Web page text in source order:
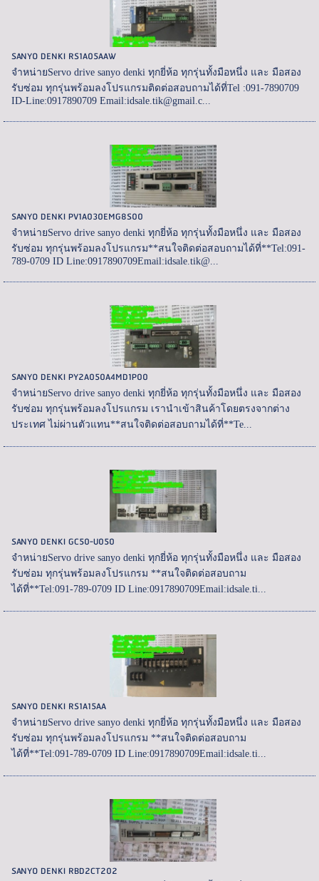
SANYO DENKI RS1A05AAW
จำหน่ายServo drive sanyo denki ทุกยี่ห้อ ทุกรุ่นทั้งมือหนึ่ง และ มือสอง
รับซ่อม ทุกรุ่นพร้อมลงโปรแกรมติดต่อสอบถามได้ที่Tel :091-7890709
ID-Line:0917890709 Email:idsale.tik@gmail.c...
SANYO DENKI PV1A030EMG8S00
จำหน่ายServo drive sanyo denki ทุกยี่ห้อ ทุกรุ่นทั้งมือหนึ่ง และ มือสอง
รับซ่อม ทุกรุ่นพร้อมลงโปรแกรม**สนใจติดต่อสอบถามได้ที่**Tel:091-
789-0709 ID Line:0917890709Email:idsale.tik@...
SANYO DENKI PY2A050A4MD1P00
จำหน่ายServo drive sanyo denki ทุกยี่ห้อ ทุกรุ่นทั้งมือหนึ่ง และ มือสอง
รับซ่อม ทุกรุ่นพร้อมลงโปรแกรม เรานำเข้าสินค้าโดยตรงจากต่าง
ประเทศ ไม่ผ่านตัวแทน**สนใจติดต่อสอบถามได้ที่**Te...
SANYO DENKI GC50-U050
จำหน่ายServo drive sanyo denki ทุกยี่ห้อ ทุกรุ่นทั้งมือหนึ่ง และ มือสอง
รับซ่อม ทุกรุ่นพร้อมลงโปรแกรม **สนใจติดต่อสอบถาม
ได้ที่**Tel:091-789-0709 ID Line:0917890709Email:idsale.ti...
SANYO DENKI RS1A15AA
จำหน่ายServo drive sanyo denki ทุกยี่ห้อ ทุกรุ่นทั้งมือหนึ่ง และ มือสอง
รับซ่อม ทุกรุ่นพร้อมลงโปรแกรม **สนใจติดต่อสอบถาม
ได้ที่**Tel:091-789-0709 ID Line:0917890709Email:idsale.ti...
SANYO DENKI RBD2CT202